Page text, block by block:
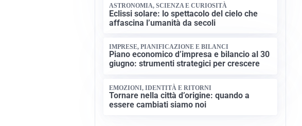
ASTRONOMIA, SCIENZA E CURIOSITÀ
Eclissi solare: lo spettacolo del cielo che
affascina l’umanità da secoli
IMPRESE, PIANIFICAZIONE E BILANCI
Piano economico d’impresa e bilancio al 30
giugno: strumenti strategici per crescere
EMOZIONI, IDENTITÀ E RITORNI
Tornare nella città d’origine: quando a
essere cambiati siamo noi